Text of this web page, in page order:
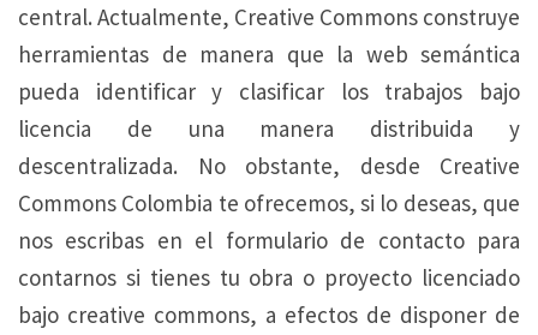
central. Actualmente, Creative Commons construye
herramientas de manera que la web semántica
pueda identificar y clasificar los trabajos bajo
licencia de una manera distribuida y
descentralizada. No obstante, desde Creative
Commons Colombia te ofrecemos, si lo deseas, que
nos escribas en el formulario de contacto para
contarnos si tienes tu obra o proyecto licenciado
bajo creative commons, a efectos de disponer de